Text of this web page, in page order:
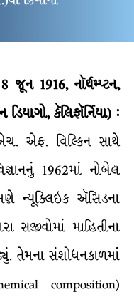
જૂન 1916, નૉર્થમ્પ્ટન,
કૅલિફૉર્નિયા) :
એફ. વિલ્કિન સાથે
1962માં નોબેલ
ન્યૂક્લિઇક ઍસિડના
સજીવોમાં માહિતીના
તેમના સંશોધનકાળમાં
composition)